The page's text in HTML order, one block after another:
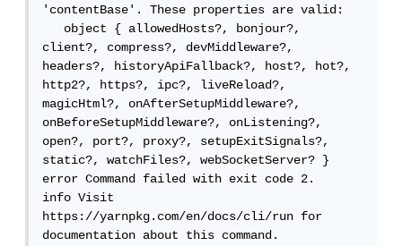
'contentBase'. These properties are valid:
   object { allowedHosts?, bonjour?,
client?, compress?, devMiddleware?,
headers?, historyApiFallback?, host?, hot?,
http2?, https?, ipc?, liveReload?,
magicHtml?, onAfterSetupMiddleware?,
onBeforeSetupMiddleware?, onListening?,
open?, port?, proxy?, setupExitSignals?,
static?, watchFiles?, webSocketServer? }
error Command failed with exit code 2.
info Visit
https://yarnpkg.com/en/docs/cli/run for
documentation about this command.